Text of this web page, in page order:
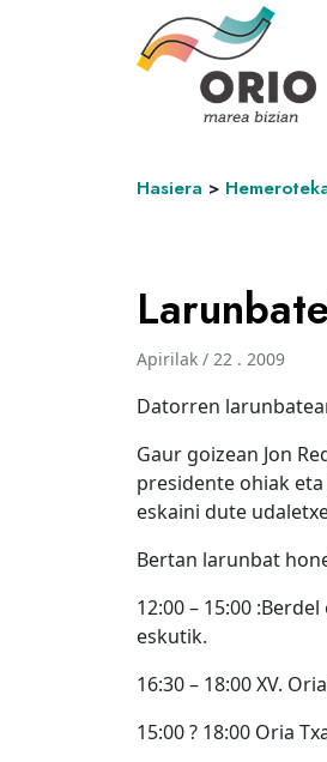
Hasiera >
Apirilak / 22 . 2009
Datorren
Gaur goizean Jon
presidente ohiak
eskaini dute
Bertan larunbat
12:00 – 15:00
eskutik.
16:30 – 18:00 XV.
15:00 ? 18:00 Oria